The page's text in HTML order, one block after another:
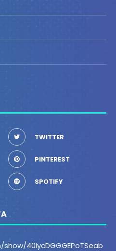
TWITTER
PINTEREST
SPOTIFY
40IycDGGGEPoTSeab